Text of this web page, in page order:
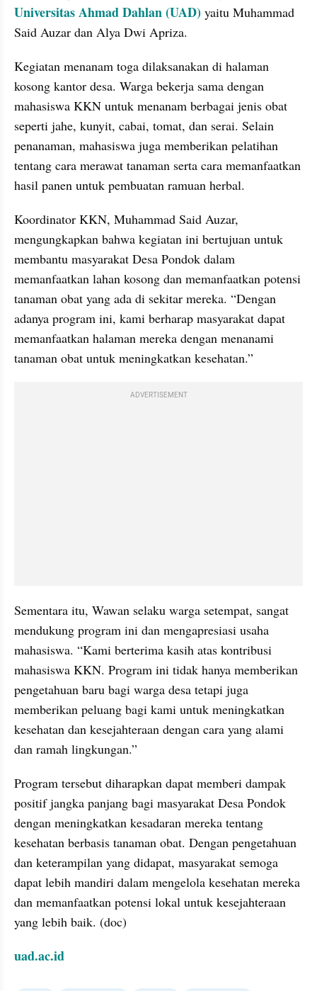
Universitas Ahmad Dahlan (UAD) yaitu Muhammad
Said Auzar dan Alya Dwi Apriza.
Kegiatan menanam toga dilaksanakan di halaman
kosong kantor desa. Warga bekerja sama dengan
mahasiswa KKN untuk menanam berbagai jenis obat
seperti jahe, kunyit, cabai, tomat, dan serai. Selain
penanaman, mahasiswa juga memberikan pelatihan
tentang cara merawat tanaman serta cara memanfaatkan
hasil panen untuk pembuatan ramuan herbal.
Koordinator KKN, Muhammad Said Auzar,
mengungkapkan bahwa kegiatan ini bertujuan untuk
membantu masyarakat Desa Pondok dalam
memanfaatkan lahan kosong dan memanfaatkan potensi
tanaman obat yang ada di sekitar mereka. “Dengan
adanya program ini, kami berharap masyarakat dapat
memanfaatkan halaman mereka dengan menanami
tanaman obat untuk meningkatkan kesehatan.”
ADVERTISEMENT
Sementara itu, Wawan selaku warga setempat, sangat
mendukung program ini dan mengapresiasi usaha
mahasiswa. “Kami berterima kasih atas kontribusi
mahasiswa KKN. Program ini tidak hanya memberikan
pengetahuan baru bagi warga desa tetapi juga
memberikan peluang bagi kami untuk meningkatkan
kesehatan dan kesejahteraan dengan cara yang alami
dan ramah lingkungan.”
Program tersebut diharapkan dapat memberi dampak
positif jangka panjang bagi masyarakat Desa Pondok
dengan meningkatkan kesadaran mereka tentang
kesehatan berbasis tanaman obat. Dengan pengetahuan
dan keterampilan yang didapat, masyarakat semoga
dapat lebih mandiri dalam mengelola kesehatan mereka
dan memanfaatkan potensi lokal untuk kesejahteraan
yang lebih baik. (doc)
uad.ac.id